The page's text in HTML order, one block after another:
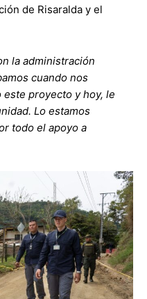
de Risaralda y el
la administración
cuando nos
proyecto y hoy, le
Lo estamos
todo el apoyo a